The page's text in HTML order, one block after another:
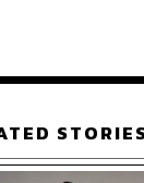
นี้สามารถสร้าง
ด้านการต้านอนุมู
รดูแลสุขภาพผิว